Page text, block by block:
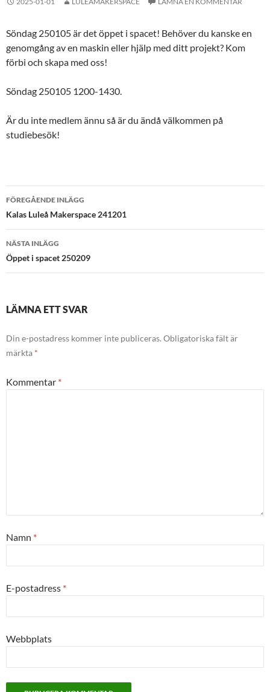
Söndag 250105 är det öppet i spacet! Behöver du kanske en
genomgång av en maskin eller hjälp med ditt projekt? Kom
förbi och skapa med oss!
Söndag 250105 1200-1430.
Är du inte medlem ännu så är du ändå välkommen på
studiebesök!
Inläggsnavigering
FÖREGÅENDE INLÄGG
Kalas Luleå Makerspace 241201
NÄSTA INLÄGG
Öppet i spacet 250209
LÄMNA ETT SVAR
Din e-postadress kommer inte publiceras. Obligatoriska fält är
märkta *
Kommentar *
Namn *
E-postadress *
Webbplats